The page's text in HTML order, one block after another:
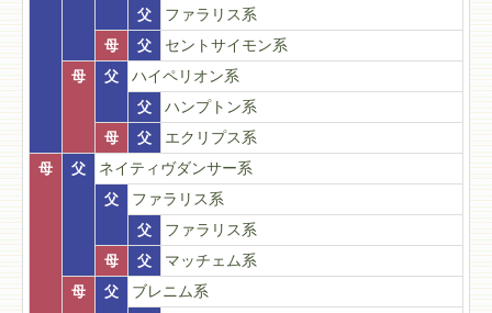
父
ファラリス系
母
父
セントサイモン系
母
父
ハイペリオン系
父
ハンプトン系
母
父
エクリプス系
母
父
ネイティヴダンサー系
父
ファラリス系
父
ファラリス系
母
父
マッチェム系
母
父
ブレニム系